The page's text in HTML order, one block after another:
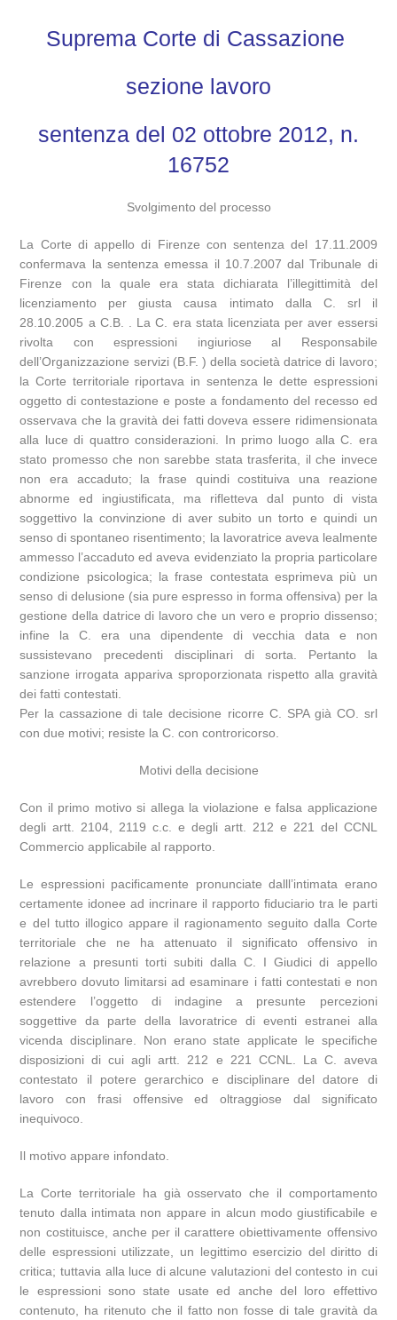
Suprema Corte di Cassazione
sezione lavoro
sentenza del 02 ottobre 2012, n.
16752
Svolgimento del processo
La Corte di appello di Firenze con sentenza del 17.11.2009
confermava la sentenza emessa il 10.7.2007 dal Tribunale di
Firenze con la quale era stata dichiarata l’illegittimità del
licenziamento per giusta causa intimato dalla C. srl il
28.10.2005 a C.B. . La C. era stata licenziata per aver essersi
rivolta con espressioni ingiuriose al Responsabile
dell’Organizzazione servizi (B.F. ) della società datrice di lavoro;
la Corte territoriale riportava in sentenza le dette espressioni
oggetto di contestazione e poste a fondamento del recesso ed
osservava che la gravità dei fatti doveva essere ridimensionata
alla luce di quattro considerazioni. In primo luogo alla C. era
stato promesso che non sarebbe stata trasferita, il che invece
non era accaduto; la frase quindi costituiva una reazione
abnorme ed ingiustificata, ma rifletteva dal punto di vista
soggettivo la convinzione di aver subito un torto e quindi un
senso di spontaneo risentimento; la lavoratrice aveva lealmente
ammesso l’accaduto ed aveva evidenziato la propria particolare
condizione psicologica; la frase contestata esprimeva più un
senso di delusione (sia pure espresso in forma offensiva) per la
gestione della datrice di lavoro che un vero e proprio dissenso;
infine la C. era una dipendente di vecchia data e non
sussistevano precedenti disciplinari di sorta. Pertanto la
sanzione irrogata appariva sproporzionata rispetto alla gravità
dei fatti contestati.
Per la cassazione di tale decisione ricorre C. SPA già CO. srl
con due motivi; resiste la C. con controricorso.
Motivi della decisione
Con il primo motivo si allega la violazione e falsa applicazione
degli artt. 2104, 2119 c.c. e degli artt. 212 e 221 del CCNL
Commercio applicabile al rapporto.
Le espressioni pacificamente pronunciate dalll’intimata erano
certamente idonee ad incrinare il rapporto fiduciario tra le parti
e del tutto illogico appare il ragionamento seguito dalla Corte
territoriale che ne ha attenuato il significato offensivo in
relazione a presunti torti subiti dalla C. I Giudici di appello
avrebbero dovuto limitarsi ad esaminare i fatti contestati e non
estendere l’oggetto di indagine a presunte percezioni
soggettive da parte della lavoratrice di eventi estranei alla
vicenda disciplinare. Non erano state applicate le specifiche
disposizioni di cui agli artt. 212 e 221 CCNL. La C. aveva
contestato il potere gerarchico e disciplinare del datore di
lavoro con frasi offensive ed oltraggiose dal significato
inequivoco.
Il motivo appare infondato.
La Corte territoriale ha già osservato che il comportamento
tenuto dalla intimata non appare in alcun modo giustificabile e
non costituisce, anche per il carattere obiettivamente offensivo
delle espressioni utilizzate, un legittimo esercizio del diritto di
critica; tuttavia alla luce di alcune valutazioni del contesto in cui
le espressioni sono state usate ed anche del loro effettivo
contenuto, ha ritenuto che il fatto non fosse di tale gravità da